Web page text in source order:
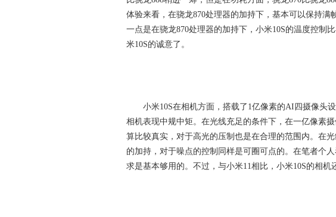
体验来看，在骁龙870处理器的加持下，基本可以保持满
一点是在骁龙870处理器的加持下，小米10S的温度控制
米10S的诚意了。
小米10S在相机方面，搭载了1亿像素的AI四摄像头设
相机表现中规中矩。在光线充足的条件下，在一亿像素
算比较真实，对于高光的压制也是在合理的范围内。在
的加持，对于噪点的控制同样是可圈可点的。在笔者个
求是基本够用的。不过，与小米11相比，小米10S的相机